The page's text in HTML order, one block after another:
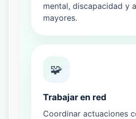
mental, discapacidad y
mayores.
🧩
Trabajar en red
Coordinar actuaciones